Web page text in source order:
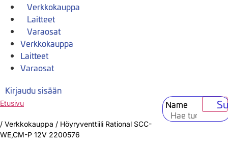
Verkkokauppa
Laitteet
Varaosat
Verkkokauppa
Laitteet
Varaosat
Kirjaudu sisään
Name
Etusivu
/ Verkkokauppa / Höyryventtiili Rational SCC-
WE,CM-P 12V 2200576